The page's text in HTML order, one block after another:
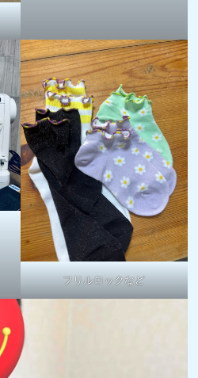
フリルロックなど